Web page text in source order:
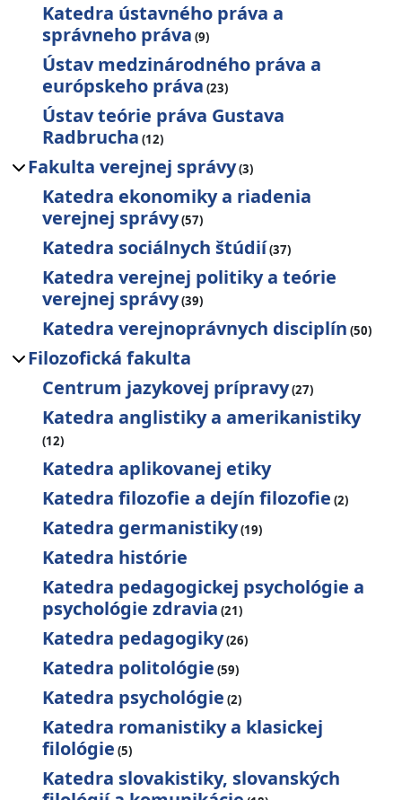
Katedra ústavného práva a
správneho práva (9)
Ústav medzinárodného práva a
európskeho práva (23)
Ústav teórie práva Gustava
Radbrucha (12)
Fakulta verejnej správy(3)
Katedra ekonomiky a riadenia
verejnej správy(57)
Katedra sociálnych štúdií(37)
Katedra verejnej politiky a teórie
verejnej správy(39)
Katedra verejnoprávnych disciplín (50)
Filozofická fakulta
Centrum jazykovej prípravy(27)
Katedra anglistiky a amerikanistiky
(12)
Katedra aplikovanej etiky
Katedra filozofie a dejín filozofie (2)
Katedra germanistiky(19)
Katedra histórie
Katedra pedagogickej psychológie a
psychológie zdravia (21)
Katedra pedagogiky(26)
Katedra politológie (59)
Katedra psychológie (2)
Katedra romanistiky a klasickej
filológie (5)
Katedra slovakistiky, slovanských